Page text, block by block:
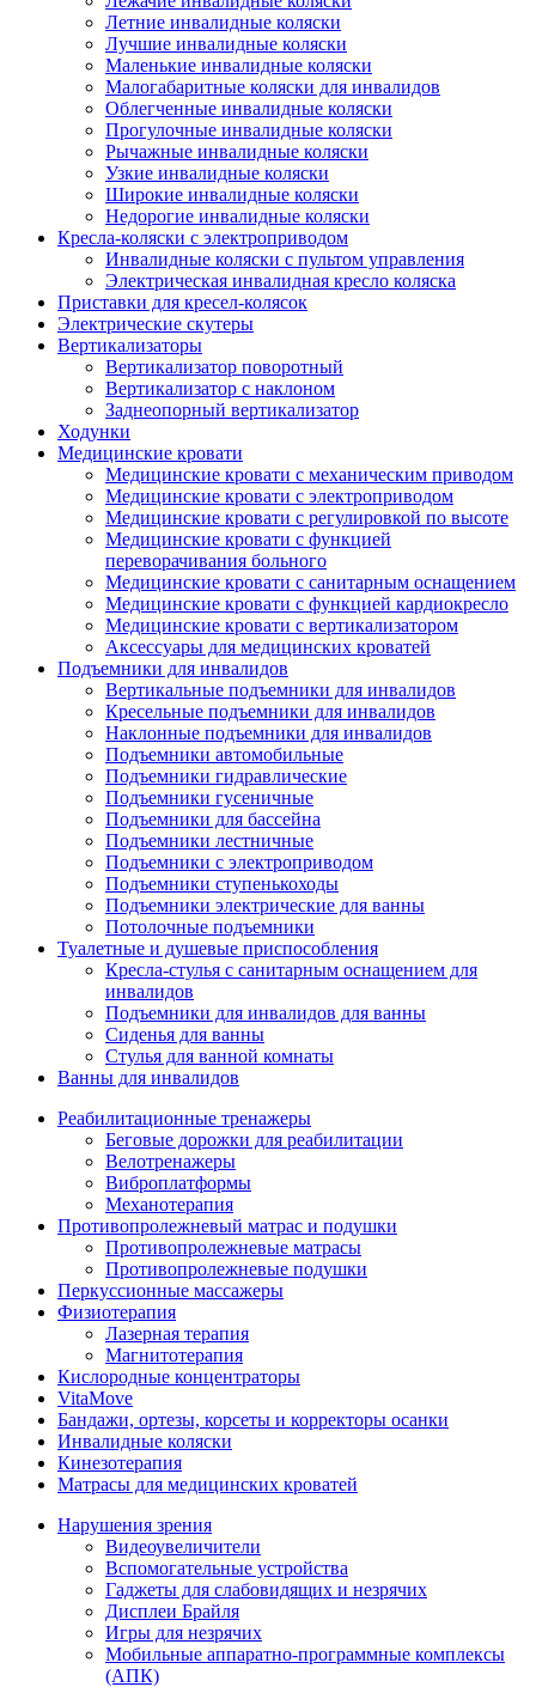
Летние инвалидные коляски
Лучшие инвалидные коляски
Маленькие инвалидные коляски
Малогабаритные коляски для инвалидов
Облегченные инвалидные коляски
Прогулочные инвалидные коляски
Рычажные инвалидные коляски
Узкие инвалидные коляски
Широкие инвалидные коляски
Недорогие инвалидные коляски
Кресла-коляски с электроприводом
Инвалидные коляски с пультом управления
Электрическая инвалидная кресло коляска
Приставки для кресел-колясок
Электрические скутеры
Вертикализаторы
Вертикализатор поворотный
Вертикализатор с наклоном
Заднеопорный вертикализатор
Ходунки
Медицинские кровати
Медицинские кровати с механическим приводом
Медицинские кровати с электроприводом
Медицинские кровати с регулировкой по высоте
Медицинские кровати с функцией
переворачивания больного
Медицинские кровати с санитарным оснащением
Медицинские кровати с функцией кардиокресло
Медицинские кровати с вертикализатором
Аксессуары для медицинских кроватей
Подъемники для инвалидов
Вертикальные подъемники для инвалидов
Кресельные подъемники для инвалидов
Наклонные подъемники для инвалидов
Подъемники автомобильные
Подъемники гидравлические
Подъемники гусеничные
Подъемники для бассейна
Подъемники лестничные
Подъемники с электроприводом
Подъемники ступенькоходы
Подъемники электрические для ванны
Потолочные подъемники
Туалетные и душевые приспособления
Кресла-стулья с санитарным оснащением для
инвалидов
Подъемники для инвалидов для ванны
Сиденья для ванны
Стулья для ванной комнаты
Ванны для инвалидов
Реабилитационные тренажеры
Беговые дорожки для реабилитации
Велотренажеры
Виброплатформы
Механотерапия
Противопролежневый матрас и подушки
Противопролежневые матрасы
Противопролежневые подушки
Перкуссионные массажеры
Физиотерапия
Лазерная терапия
Магнитотерапия
Кислородные концентраторы
VitaMove
Бандажи, ортезы, корсеты и корректоры осанки
Инвалидные коляски
Кинезотерапия
Матрасы для медицинских кроватей
Нарушения зрения
Видеоувеличители
Вспомогательные устройства
Гаджеты для слабовидящих и незрячих
Дисплеи Брайля
Игры для незрячих
Мобильные аппаратно-программные комплексы
(АПК)